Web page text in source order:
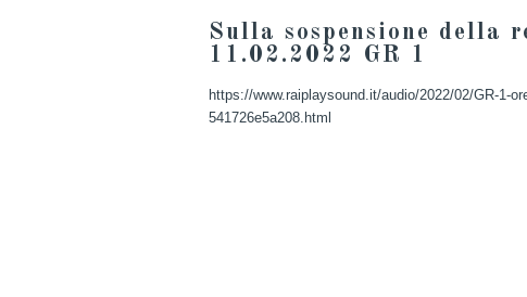
Sulla sospensione della
11.02.2022 GR 1
https://www.raiplaysound.it/audio/2022/02/GR-1-
541726e5a208.html